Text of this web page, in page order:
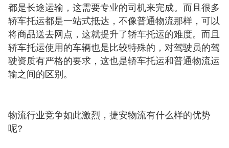
都是长途运输，这需要专业的司机来完成。而且很多
轿车托运都是一站式抵达，不像普通物流那样，可以
将商品送去网点，这就提升了轿车托运的难度。而且
轿车托运使用的车辆也是比较特殊的，对驾驶员的驾
驶资质有严格的要求，这也是轿车托运和普通物流运
输之间的区别。
物流行业竞争如此激烈，捷安物流有什么样的优势
呢?